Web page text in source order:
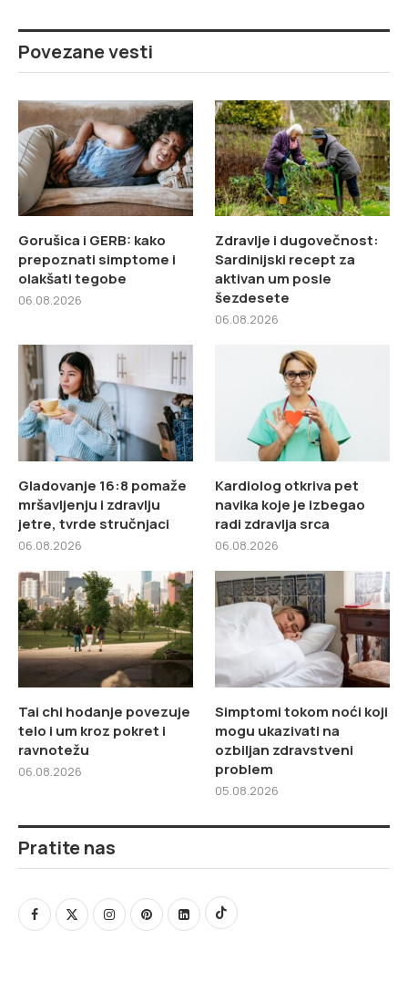
Povezane vesti
Gorušica i GERB: kako
prepoznati simptome i
olakšati tegobe
06.08.2026
Zdravlje i dugovečnost:
Sardinijski recept za
aktivan um posle
šezdesete
06.08.2026
Gladovanje 16:8 pomaže
mršavljenju i zdravlju
jetre, tvrde stručnjaci
06.08.2026
Kardiolog otkriva pet
navika koje je izbegao
radi zdravlja srca
06.08.2026
Tai chi hodanje povezuje
telo i um kroz pokret i
ravnotežu
06.08.2026
Simptomi tokom noći koji
mogu ukazivati na
ozbiljan zdravstveni
problem
05.08.2026
Pratite nas